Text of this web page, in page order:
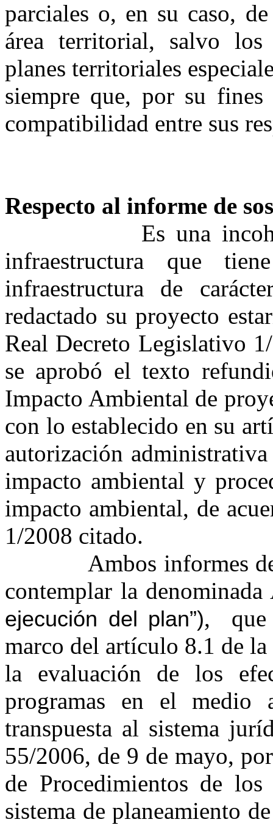
parciales o, en su caso,
área territorial, salvo los
planes territoriales
siempre que, por su
compatibilidad entre sus
Respecto al informe de
Es una
infraestructura que
infraestructura de
redactado su proyecto
Real Decreto Legislativo
se aprobó el texto
Impacto Ambiental de
con lo establecido en su
autorización
impacto ambiental y
impacto ambiental, de
1/2008 citado.
Ambos informes de
contemplar la
ejecución del plan”), que
marco del artículo 8.1 de
la evaluación de los
programas en el medio
transpuesta al sistema
55/2006, de 9 de mayo,
de Procedimientos de
sistema de planeamiento